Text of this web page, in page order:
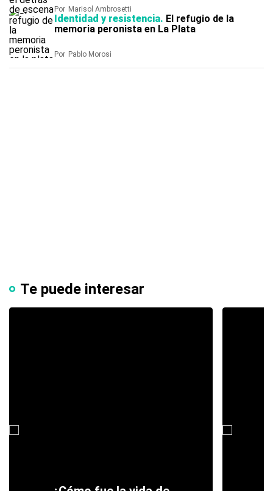
Por Marisol Ambrosetti
Identidad y resistencia El refugio de la
memoria peronista en La Plata
Por Pablo Morosi
Te puede interesar